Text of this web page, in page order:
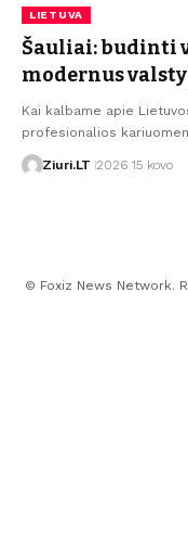
LIETUVA
Šauliai: budinti
modernus
Kai kalbame apie
profesionalios
Ziuri.LT 2026 15 kovo
© Foxiz News Network.